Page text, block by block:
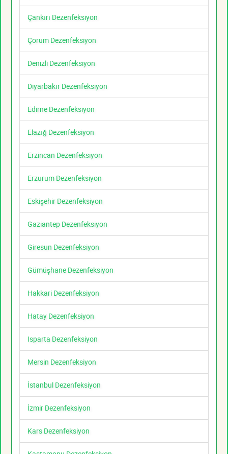
Çankırı Dezenfeksiyon
Çorum Dezenfeksiyon
Denizli Dezenfeksiyon
Diyarbakır Dezenfeksiyon
Edirne Dezenfeksiyon
Elazığ Dezenfeksiyon
Erzincan Dezenfeksiyon
Erzurum Dezenfeksiyon
Eskişehir Dezenfeksiyon
Gaziantep Dezenfeksiyon
Giresun Dezenfeksiyon
Gümüşhane Dezenfeksiyon
Hakkari Dezenfeksiyon
Hatay Dezenfeksiyon
Isparta Dezenfeksiyon
Mersin Dezenfeksiyon
İstanbul Dezenfeksiyon
İzmir Dezenfeksiyon
Kars Dezenfeksiyon